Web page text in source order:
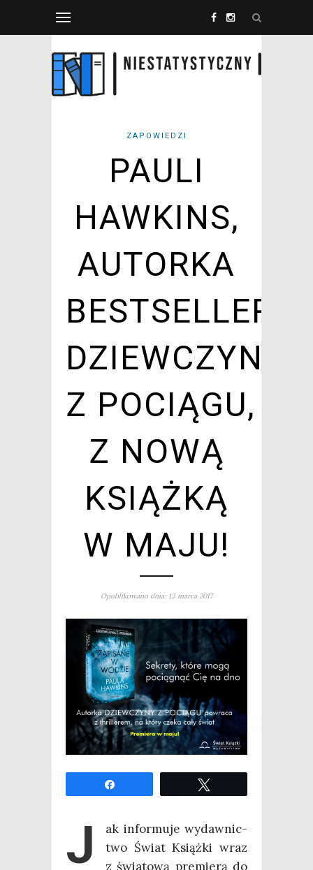
ZAPOWIEDZI
PAULI
HAWKINS,
AUTORKA
BESTSELLERU
DZIEWCZYNA
Z POCIĄGU,
Z NOWĄ
KSIĄŻKĄ
W MAJU!
Opublikowano dnia: 13 marca 2017
J
ak infor­mu­je wydaw­nic­
two Świat Książ­ki wraz
z świa­to­wą pre­mie­rą do